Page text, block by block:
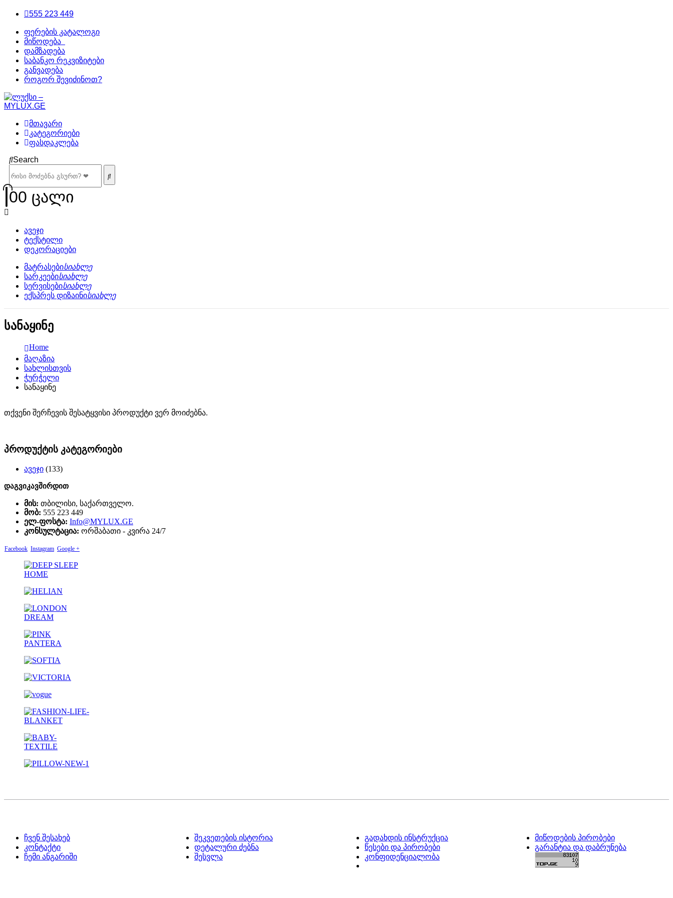
555 223 449
ფერების კატალოგი
მიწოდება
დამზადება
საბანკო რეკვიზიტები
განვადება
როგორ შევიძინოთ?
მთავარი
კატეგორიები
ფასდაკლება
Search
00 ცალი
ავეჯი
ტექსტილი
დეკორაციები
მატრასებისიახლე
სარკეებისიახლე
სერვისებისიახლე
ექსპრეს დიზაინისიახლე
სანაყინე
Home
მაღაზია
სახლისთვის
ჭურჭელი
სანაყინე
თქვენი შერჩევის შესატყვისი პროდუქტი ვერ მოიძებნა.
პროდუქტის კატეგორიები
ავეჯი (133)
დაგვიკავშირდით
მის: თბილისი, საქართველო.
მობ: 555 223 449
ელ-ფოსტა: Info@MYLUX.GE
კონსულტაცია: ორშაბათი - კვირა 24/7
Facebook Instagram Google +
ჩვენ შესახებ
კონტაქტი
ჩემი ანგარიში
შეკვეთების ისტორია
დეტალური ძებნა
შესვლა
გადახდის ინსტრუქცია
წესები და პირობები
კონფიდენციალობა
მიწოდების პირობები
გარანტია და დაბრუნება